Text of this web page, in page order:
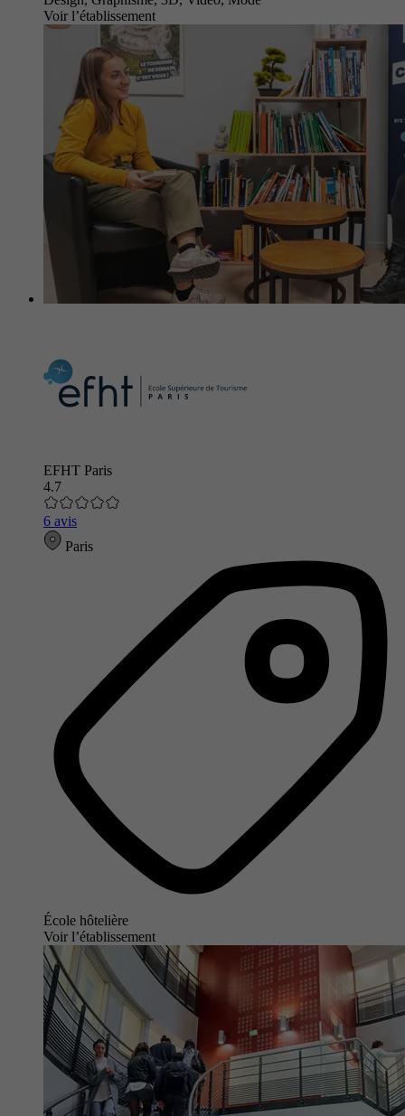
Voir l’établissement
EFHT Paris
4.7
6 avis
Paris
École hôtelière
Voir l’établissement